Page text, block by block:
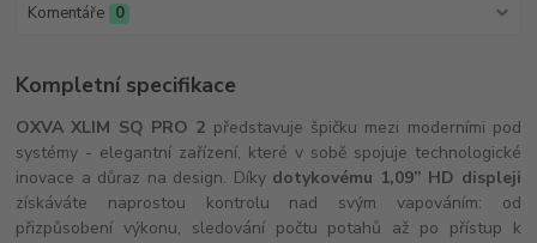
Komentáře 0
Kompletní specifikace
OXVA XLIM SQ PRO 2 představuje špičku mezi moderními pod
systémy - elegantní zařízení, které v sobě spojuje technologické
inovace a důraz na design. Díky dotykovému 1,09” HD displeji
získáváte naprostou kontrolu nad svým vapováním: od
přizpůsobení výkonu, sledování počtu potahů až po přístup k